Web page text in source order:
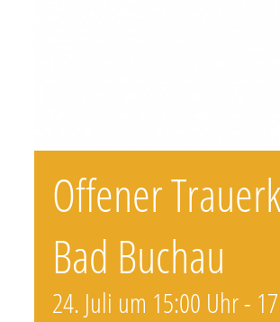
Offener
Bad Buchau
24. Juli um 15:00 Uhr-